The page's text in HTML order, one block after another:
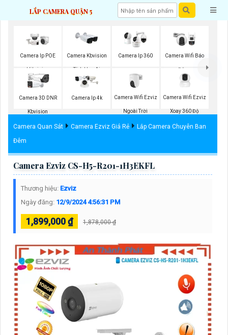
LẮP CAMERA QUẬN 5
Camera Ip POE
Hikvision
Camera Kbvision
Tích Hợp Ai
Camera Ip 360 Camera Wifi Báo
Động
Camera 3D DNR
Kbvision
Camera Ip 4k Camera Wifi Ezviz
Ngoài Trời
Camera Wifi Ezviz
Xoay 360 Độ
Camera Quan Sát Camera Ezviz Giá Rẻ
Lắp Camera Chuyên Ban
Đêm
Camera Ezviz CS-H5-R201-1H3EKFL
Thương hiệu: Ezviz
Ngày đăng: 12/9/2024 4:56:31 PM
1,899,000 ₫ 1,878,000 ₫